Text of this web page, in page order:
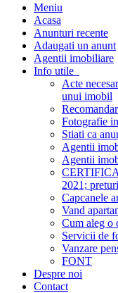
Meniu
Acasa
Anunturi recente
Adaugati un anunt
Agentii imobiliare
Info utile
Acte
unui imobil
Fotografie
Stiati ca
Agentii
Agentii
2021;
Capcanele
Vand
Cum aleg o
Servicii de
Vanzare
FONT
Despre noi
Contact